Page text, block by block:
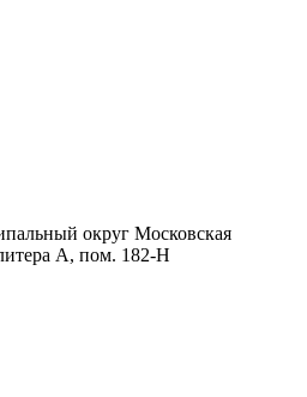
округ Московская
А, пом. 182-Н